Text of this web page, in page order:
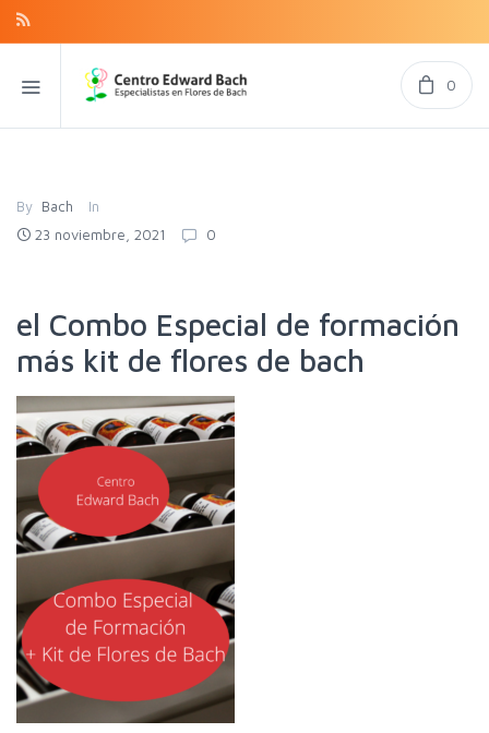
0
By Bach
In
23 noviembre, 2021
0
el Combo Especial de formación
más kit de flores de bach